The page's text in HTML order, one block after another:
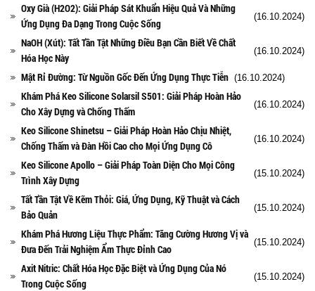
Oxy Già (H2O2): Giải Pháp Sát Khuẩn Hiệu Quả Và Những
Ứng Dụng Đa Dạng Trong Cuộc Sống
(16.10.2024)
NaOH (Xút): Tất Tần Tật Những Điều Bạn Cần Biết Về Chất
Hóa Học Này
(16.10.2024)
Mật Rỉ Đường: Từ Nguồn Gốc Đến Ứng Dụng Thực Tiễn (16.10.2024)
Khám Phá Keo Silicone Solarsil S501: Giải Pháp Hoàn Hảo
Cho Xây Dựng và Chống Thấm
(16.10.2024)
Keo Silicone Shinetsu – Giải Pháp Hoàn Hảo Chịu Nhiệt,
Chống Thấm và Đàn Hồi Cao cho Mọi Ứng Dụng Cô
(16.10.2024)
Keo Silicone Apollo – Giải Pháp Toàn Diện Cho Mọi Công
Trình Xây Dựng
(15.10.2024)
Tất Tần Tật Về Kẽm Thỏi: Giá, Ứng Dụng, Kỹ Thuật và Cách
Bảo Quản
(15.10.2024)
Khám Phá Hương Liệu Thực Phẩm: Tăng Cường Hương Vị và
Đưa Đến Trải Nghiệm Ẩm Thực Đỉnh Cao
(15.10.2024)
Axit Nitric: Chất Hóa Học Đặc Biệt và Ứng Dụng Của Nó
Trong Cuộc Sống
(15.10.2024)